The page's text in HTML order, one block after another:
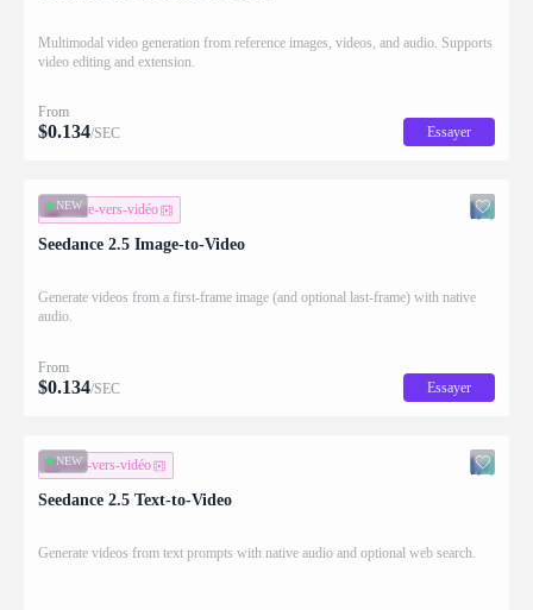
Multimodal video generation from reference images, videos, and audio. Supports
video editing and extension.
From
$0.134/SEC Essayer
NEW
image-vers-vidéo
Seedance 2.5 Image-to-Video
Generate videos from a first-frame image (and optional last-frame) with native
audio.
From
$0.134/SEC Essayer
NEW
texte-vers-vidéo
Seedance 2.5 Text-to-Video
Generate videos from text prompts with native audio and optional web search.